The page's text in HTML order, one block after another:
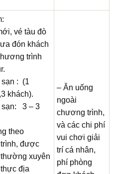
vé tàu đò
đón khách
trình
sạn : (1
khách).
sạn: 3 – 3
theo
được
xuyên
địa
– Ăn uống
ngoài
chương trình,
và các chi phí
vui chơi giải
trí cá nhân,
phí phòng